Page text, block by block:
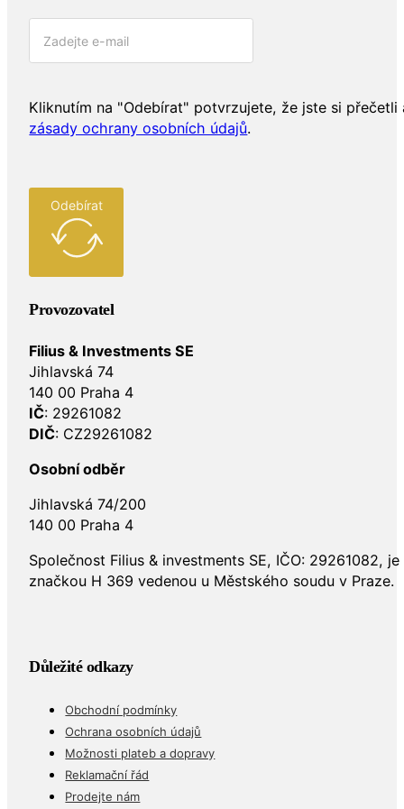
Kliknutím na "Odebírat" potvrzujete, že jste si přečetli
zásady ochrany osobních údajů.
Odebírat
Provozovatel
Filius & Investments SE
Jihlavská 74
140 00 Praha 4
IČ: 29261082
DIČ: CZ29261082
Osobní odběr
Jihlavská 74/200
140 00 Praha 4
Společnost Filius & investments SE, IČO: 29261082,
značkou H 369 vedenou u Městského soudu v Praze.
Důležité odkazy
Obchodní podmínky
Ochrana osobních údajů
Možnosti plateb a dopravy
Reklamační řád
Prodejte nám